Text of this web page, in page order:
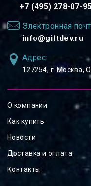
+7 (495) 278-07-95
Электронная
info@giftdev.ru
Адрес:
127254, ⁠г. Москва,
О компании
Как купить
Новости
Доставка и оплата
Контакты